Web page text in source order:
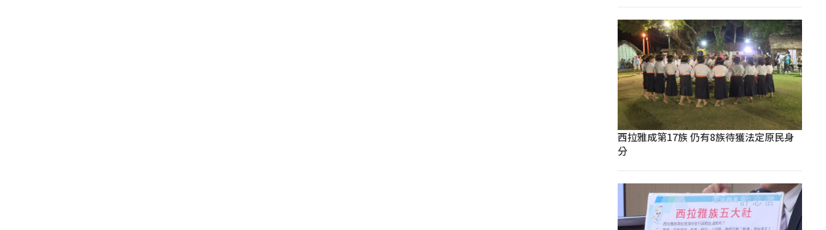
西拉雅成第17族 仍有8族待獲法定原民身
分